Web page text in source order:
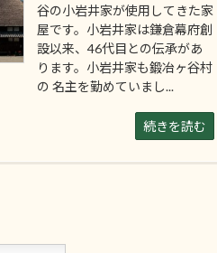
谷の小岩井家が使用してきた家
屋です。小岩井家は鎌倉幕府創
設以来、46代目との伝承があ
ります。小岩井家も鍛冶ヶ谷村
の 名主を勤めていまし...
続きを読む